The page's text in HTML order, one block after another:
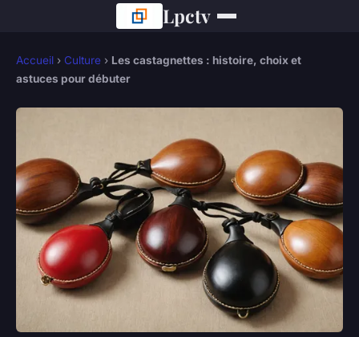
Lpctv
Accueil › Culture › Les castagnettes : histoire, choix et
astuces pour débuter